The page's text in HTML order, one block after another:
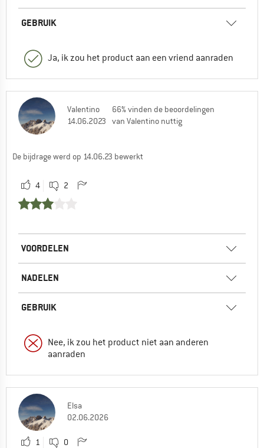
GEBRUIK
Ja, ik zou het product aan een vriend aanraden
Valentino
14.06.2023
66% vinden de beoordelingen
van Valentino nuttig
De bijdrage werd op 14.06.23 bewerkt
4 2
VOORDELEN
NADELEN
GEBRUIK
Nee, ik zou het product niet aan anderen
aanraden
Elsa
02.06.2026
1 0